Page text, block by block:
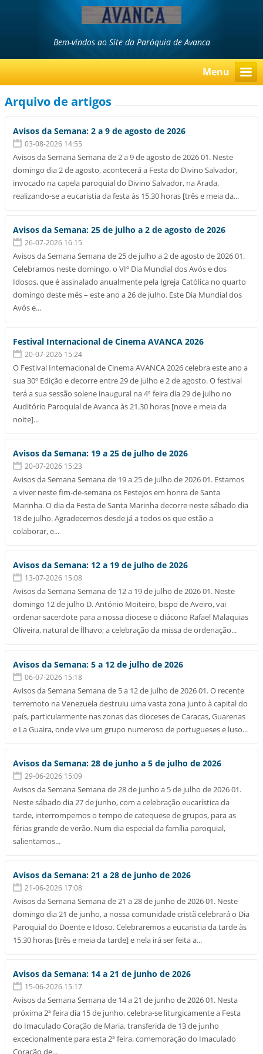
Bem-vindos ao Site da Paróquia de Avanca
Menu
Arquivo de artigos
Avisos da Semana: 2 a 9 de agosto de 2026
03-08-2026 14:55
Avisos da Semana Semana de 2 a 9 de agosto de 2026 01. Neste
domingo dia 2 de agosto, acontecerá a Festa do Divino Salvador,
invocado na capela paroquial do Divino Salvador, na Arada,
realizando-se a eucaristia da festa às 15.30 horas [três e meia da...
Avisos da Semana: 25 de julho a 2 de agosto de 2026
26-07-2026 16:15
Avisos da Semana Semana de 25 de julho a 2 de agosto de 2026 01.
Celebramos neste domingo, o VIº Dia Mundial dos Avós e dos
Idosos, que é assinalado anualmente pela Igreja Católica no quarto
domingo deste mês – este ano a 26 de julho. Este Dia Mundial dos
Avós e...
Festival Internacional de Cinema AVANCA 2026
20-07-2026 15:24
O Festival Internacional de Cinema AVANCA 2026 celebra este ano a
sua 30º Edição e decorre entre 29 de julho e 2 de agosto. O festival
terá a sua sessão solene inaugural na 4ª feira dia 29 de julho no
Auditório Paroquial de Avanca às 21.30 horas [nove e meia da
noite]...
Avisos da Semana: 19 a 25 de julho de 2026
20-07-2026 15:23
Avisos da Semana Semana de 19 a 25 de julho de 2026 01. Estamos
a viver neste fim-de-semana os Festejos em honra de Santa
Marinha. O dia da Festa de Santa Marinha decorre neste sábado dia
18 de julho. Agradecemos desde já a todos os que estão a
colaborar, e...
Avisos da Semana: 12 a 19 de julho de 2026
13-07-2026 15:08
Avisos da Semana Semana de 12 a 19 de julho de 2026 01. Neste
domingo 12 de julho D. António Moiteiro, bispo de Aveiro, vai
ordenar sacerdote para a nossa diocese o diácono Rafael Malaquias
Oliveira, natural de Ílhavo; a celebração da missa de ordenação...
Avisos da Semana: 5 a 12 de julho de 2026
06-07-2026 15:18
Avisos da Semana Semana de 5 a 12 de julho de 2026 01. O recente
terremoto na Venezuela destruiu uma vasta zona junto à capital do
país, particularmente nas zonas das dioceses de Caracas, Guarenas
e La Guaira, onde vive um grupo numeroso de portugueses e luso...
Avisos da Semana: 28 de junho a 5 de julho de 2026
29-06-2026 15:09
Avisos da Semana Semana de 28 de junho a 5 de julho de 2026 01.
Neste sábado dia 27 de junho, com a celebração eucarística da
tarde, interrompemos o tempo de catequese de grupos, para as
férias grande de verão. Num dia especial da família paroquial,
salientamos...
Avisos da Semana: 21 a 28 de junho de 2026
21-06-2026 17:08
Avisos da Semana Semana de 21 a 28 de junho de 2026 01. Neste
domingo dia 21 de junho, a nossa comunidade cristã celebrará o Dia
Paroquial do Doente e Idoso. Celebraremos a eucaristia da tarde às
15.30 horas [três e meia da tarde] e nela irá ser feita a...
Avisos da Semana: 14 a 21 de junho de 2026
15-06-2026 15:17
Avisos da Semana Semana de 14 a 21 de junho de 2026 01. Nesta
próxima 2ª feira dia 15 de junho, celebra-se liturgicamente a Festa
do Imaculado Coração de Maria, transferida de 13 de junho
excecionalmente para esta 2ª feira, comemoração do Imaculado
Coração de...